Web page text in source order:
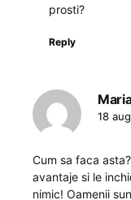
prosti?
Reply
18
Cum sa faca
avantaje si le
nimic! Oamenii